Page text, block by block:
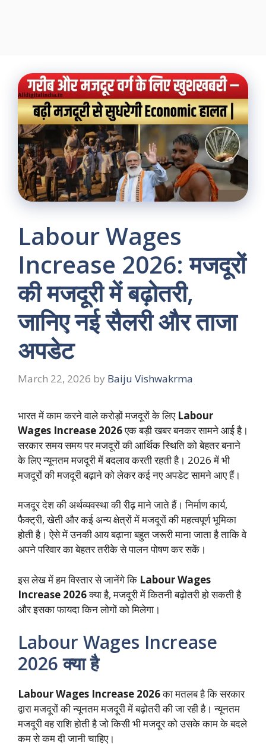
Labour Wages
Increase 2026: मजदूरों
की मजदूरी में बढ़ोतरी,
जानिए नई सैलरी और ताजा
अपडेट
March 22, 2026 by Baiju Vishwakrma
भारत में काम करने वाले करोड़ों मजदूरों के लिए Labour
Wages Increase 2026एक बड़ी खबर बनकर सामने आई है।
सरकार समय समय पर मजदूरों की आर्थिक स्थिति को बेहतर बनाने
के लिए न्यूनतम मजदूरी में बदलाव करती रहती है। 2026 में भी
मजदूरों की मजदूरी बढ़ाने को लेकर कई नए अपडेट सामने आए हैं।
मजदूर देश की अर्थव्यवस्था की रीढ़ माने जाते हैं। निर्माण कार्य,
फैक्ट्री, खेती और कई अन्य क्षेत्रों में मजदूरों की महत्वपूर्ण भूमिका
होती है। ऐसे में उनकी आय बढ़ाना बहुत जरूरी माना जाता है ताकि वे
अपने परिवार का बेहतर तरीके से पालन पोषण कर सकें।
इस लेख में हम विस्तार से जानेंगे कि Labour Wages
Increase 2026क्या है, मजदूरी में कितनी बढ़ोतरी हो सकती है
और इसका फायदा किन लोगों को मिलेगा।
Labour Wages Increase
2026 क्या है
Labour Wages Increase 2026का मतलब है कि सरकार
द्वारा मजदूरों की न्यूनतम मजदूरी में बढ़ोतरी की जा रही है। न्यूनतम
मजदूरी वह राशि होती है जो किसी भी मजदूर को उसके काम के बदले
कम से कम दी जानी चाहिए।